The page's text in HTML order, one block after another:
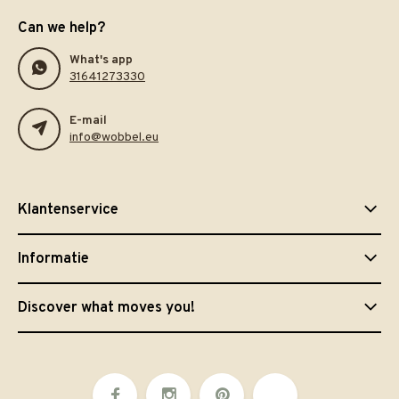
Can we help?
What's app
31641273330
E-mail
info@wobbel.eu
Klantenservice
Informatie
Discover what moves you!